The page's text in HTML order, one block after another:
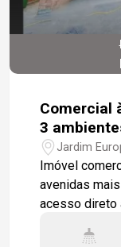
Comercial
3 ambientes;
Américo
Jardim
Imóvel
avenidas
acesso direto
para clínicas,